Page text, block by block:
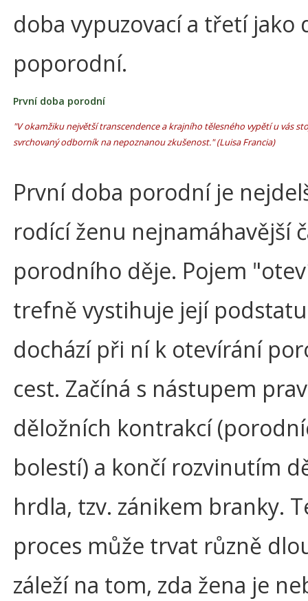
doba vypuzovací a třetí jako
poporodní.
První doba porodní
"V okamžiku největší transcendence a krajního tělesného vypětí u vás
svrchovaný odborník na nepoznanou zkušenost." (Luisa Francia)
První doba porodní je
rodící ženu nejnamáhavější
porodního děje. Pojem
trefně vystihuje její
dochází při ní k otevírání
cest. Začíná s nástupem
děložních kontrakcí
bolestí) a končí rozvinutím
hrdla, tzv. zánikem branky.
proces může trvat různě
záleží na tom, zda žena je